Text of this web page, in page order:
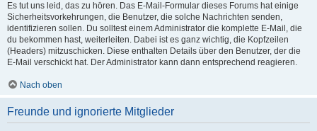
Es tut uns leid, das zu hören. Das E-Mail-Formular dieses Forums hat einige
Sicherheitsvorkehrungen, die Benutzer, die solche Nachrichten senden,
identifizieren sollen. Du solltest einem Administrator die komplette E-Mail, die
du bekommen hast, weiterleiten. Dabei ist es ganz wichtig, die Kopfzeilen
(Headers) mitzuschicken. Diese enthalten Details über den Benutzer, der die
E-Mail verschickt hat. Der Administrator kann dann entsprechend reagieren.
Nach oben
Freunde und ignorierte Mitglieder